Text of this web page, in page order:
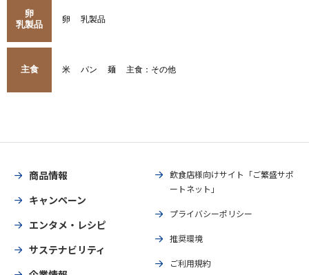
卵
乳製品
卵 乳製品
主食 米 パン 麺 主食：その他
商品情報
キャンペーン
エンタメ・レシピ
サステナビリティ
飲食店様向けサイト「ご繁盛サポ
ートネット」
プライバシーポリシー
推奨環境
ご利用規約